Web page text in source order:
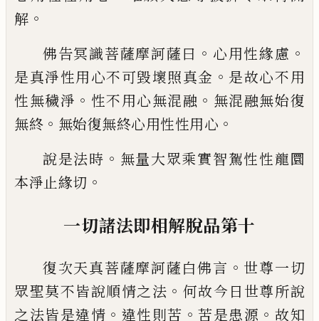
解 。
佛告冥識菩薩摩訶薩曰 。 心用性緣慮 。
是真淨性用心不可毀壞照真金 。 是故心不用
性無穢淨 。 性不用心無混融 。 無混融無始復
無終 。 無始復無終心用性性用心 。
說是法時 。 無量大眾乘實智駕性性龍圜
本淨止緣切 。
一切諸法即相解脫品第十
復次天真菩薩摩訶薩白佛言 。 世尊一切
眾聖莫不皆說順情之法 。 何故今日世尊所說
之法皆是違情 。 違性則苦 。苦是患源 。故知